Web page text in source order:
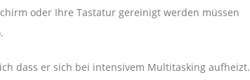
oder Ihre Tastatur gereinigt werden müssen
dass er sich bei intensivem Multitasking aufheizt.